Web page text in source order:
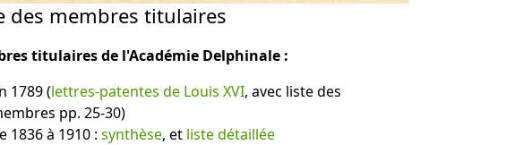
des membres titulaires
titulaires de l'Académie Delphinale :
1789 (lettres-patentes de Louis XVI, avec liste des
pp. 25-30)
1836 à 1910 : synthèse, et liste détaillée